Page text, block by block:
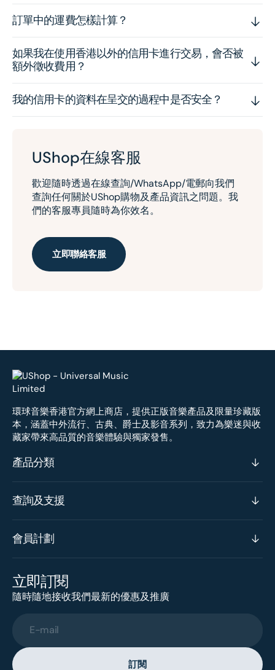
訂單中的運費怎樣計算？
如果我在使用香港以外的信用卡進行交易，會否被
額外徵收費用？
我的信用卡的資料在呈交的過程中是否安全？
UShop在線客服
歡迎隨時透過在線查詢/WhatsApp/電郵向我們
查詢任何關於UShop購物及產品資訊之問題。我
們的客服專員隨時為你效名。
立即聯絡客服
環球音樂香港官方網上商店，提供正版音樂產品及限量珍藏版
本，涵蓋中外流行、古典、爵士及影音系列，致力為樂迷與收
藏家帶來高品質的音樂體驗與獨家發售。
產品分類
查詢及支援
會員計劃
立即訂閱
隨時隨地接收我們最新的優惠及推廣
E-mail
訂閱